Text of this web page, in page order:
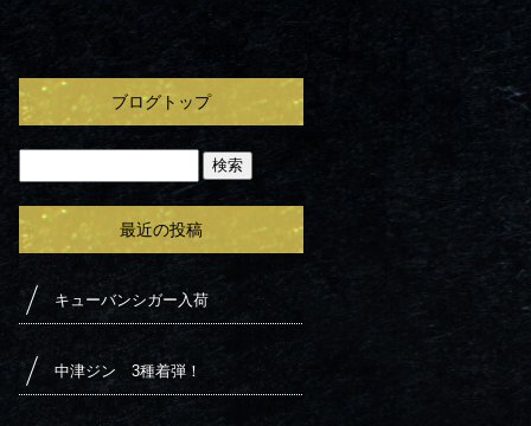
ブログトップ
最近の投稿
キューバンシガー入荷
中津ジン 3種着弾！